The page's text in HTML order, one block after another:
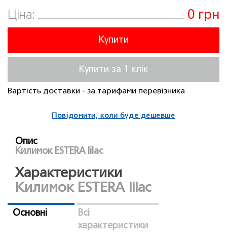
Ціна: 0 грн
Купити
Купити за 1 клiк
Вартість доставки - за тарифами перевізника
Повідомити, коли буде дешевше
Опис
Килимок ESTERA lilac
Характеристики
Килимок ESTERA lilac
Основні
Всі
характеристики